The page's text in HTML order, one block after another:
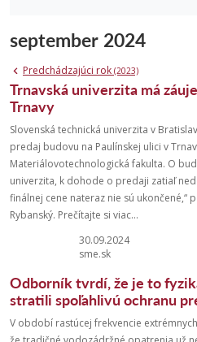
september 2024
Predchádzajúci rok (2023)
Trnavská univerzita má
Trnavy
Slovenská technická univerzita v
predaj budovu na Paulínskej ulici v
Materiálovotechnologická fakulta. O
univerzita, k dohode o predaji zatiaľ
finálnej cene nateraz nie sú ukončené,“
Rybanský. Prečítajte si viac...
30.09.2024
sme.sk
Odborník tvrdí, že je to
stratili spoľahlivú ochranu
V období rastúcej frekvencie